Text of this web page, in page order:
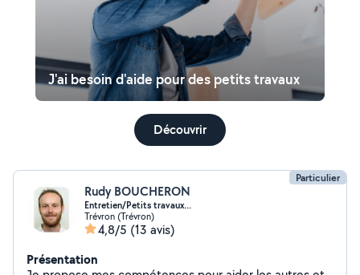
J'ai besoin d'aide pour des petits travaux
Découvrir
Particulier
Rudy BOUCHERON
Entretien/Petits travaux...
Trévron (Trévron)
4,8/5 (13 avis)
Présentation